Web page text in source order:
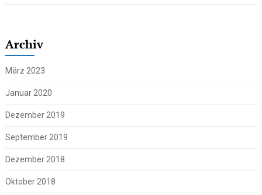
Archiv
März 2023
Januar 2020
Dezember 2019
September 2019
Dezember 2018
Oktober 2018